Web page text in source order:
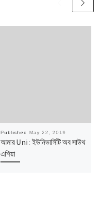
Published May 22, 2019
আমার Uni : ইউনিভার্সিটি অব সাউথ
এশিয়া